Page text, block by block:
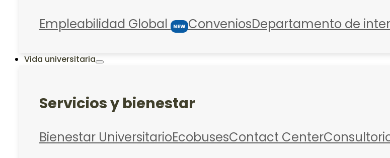
Empleabilidad Global NEW ConveniosDepartamento de
Vida universitaria
Servicios y bienestar
Bienestar UniversitarioEcobusesContact Center